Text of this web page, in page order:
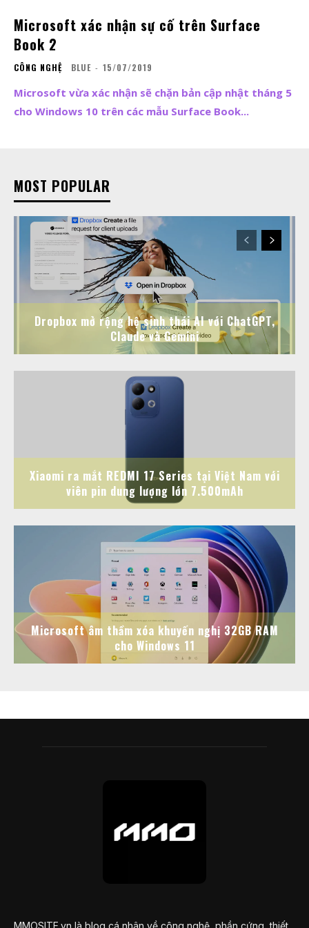
Microsoft xác nhận sự cố trên Surface
Book 2
CÔNG NGHỆ BLUE - 15/07/2019
Microsoft vừa xác nhận sẽ chặn bản cập nhật tháng 5
cho Windows 10 trên các mẫu Surface Book...
MOST POPULAR
Dropbox mở rộng hệ sinh thái AI với ChatGPT,
Claude và Gemini
Xiaomi ra mắt REDMI 17 Series tại Việt Nam với
viên pin dung lượng lớn 7.500mAh
Microsoft âm thầm xóa khuyến nghị 32GB RAM
cho Windows 11
MMOSITE.vn là blog cá nhân về công nghệ, phần cứng, thiết